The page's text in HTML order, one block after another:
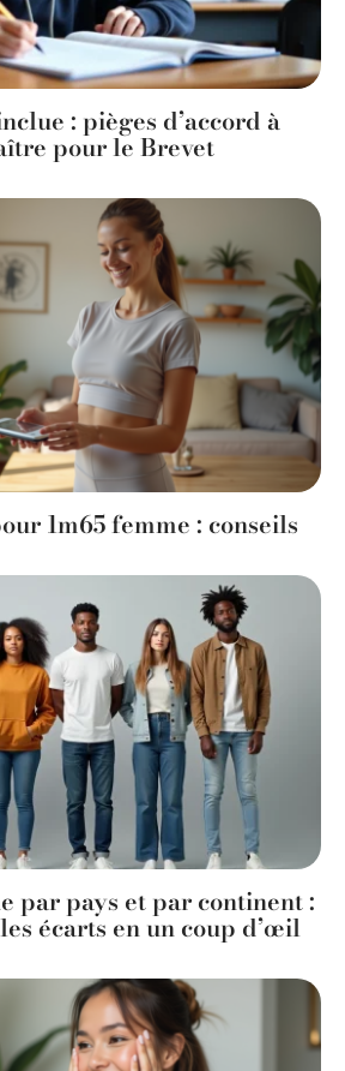
: pièges d’accord à
pour le Brevet
1m65 femme : conseils
par pays et par continent :
écarts en un coup d’œil